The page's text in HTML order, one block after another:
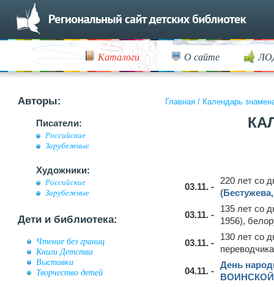
Каталоги О сайте
Авторы:
Писатели:
Российские
Зарубежные
Художники:
Российские
Зарубежные
Дети и библиотека:
Чтение без границ
Книги Детства
Выставки
Творчество детей
Главная / Календарь
03.11. -
220 лет со
03.11. -
135 лет со
1956),
03.11. -
130 лет со
переводчика
04.11. -
День